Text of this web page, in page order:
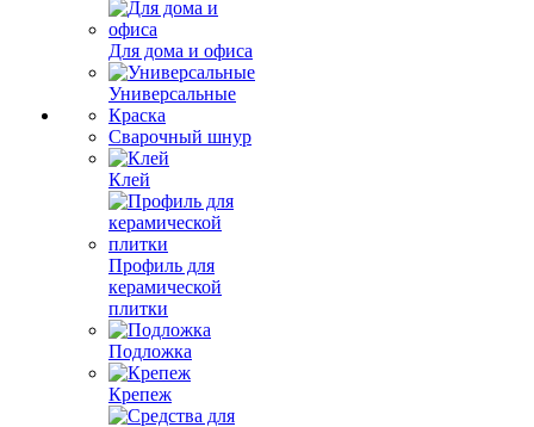
Для дома и офиса
Универсальные
Краска
Сварочный шнур
Клей
Профиль для
керамической
плитки
Подложка
Крепеж